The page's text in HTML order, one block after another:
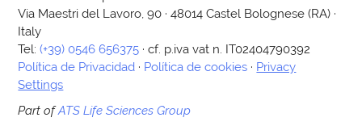
Via Maestri del Lavoro, 90 · 48014 Castel Bolognese (RA) ·
Italy
Tel:(+39) 0546 656375 · cf. p.iva vat n. IT02404790392
Política de Privacidad · Política de cookies · Privacy
Settings
Part ofATS Life Sciences Group